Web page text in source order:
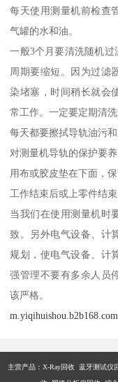
每天使用测量机前检查
气罐的水和油。
一般3个月要清洗随机
周期要缩短。因为过滤
染堵塞，时间稍长就会
常工作。一定要定期清洗
每天都要擦拭导轨油污
对测量机导轨的保护要
用布或胶皮垫在下面，保
工作结束后或上零件结束
当我们在使用测量机时
致。另外电气设备、计
规划，使电气设备、计
强管理不要有多余人员
该严格。
m.yiqihuishou.b2b168.com
主营产品：X-Ray回收 蓝牙测试